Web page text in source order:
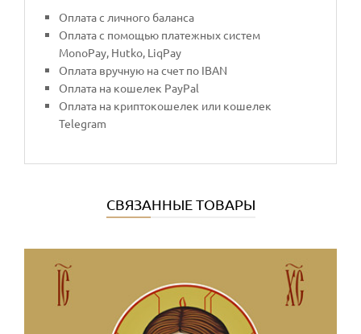
Оплата с личного баланса
Оплата с помощью платежных систем
MonoPay, Hutko, LiqPay
Оплата вручную на счет по IBAN
Оплата на кошелек PayPal
Оплата на криптокошелек или кошелек
Telegram
СВЯЗАННЫЕ ТОВАРЫ